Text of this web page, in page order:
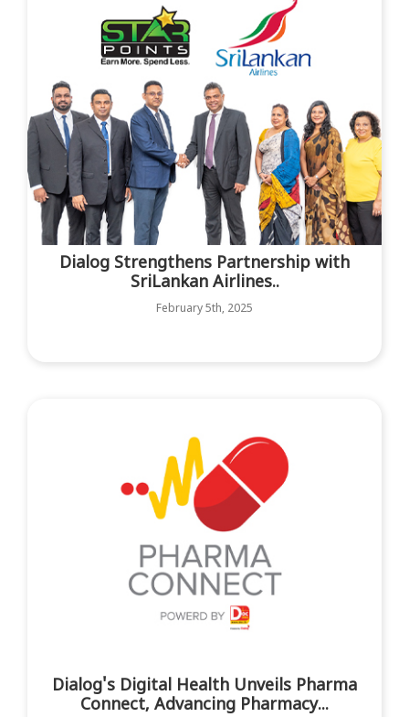
Dialog Strengthens Partnership with
SriLankan Airlines..
February 5th, 2025
Dialog's Digital Health Unveils Pharma
Connect, Advancing Pharmacy...